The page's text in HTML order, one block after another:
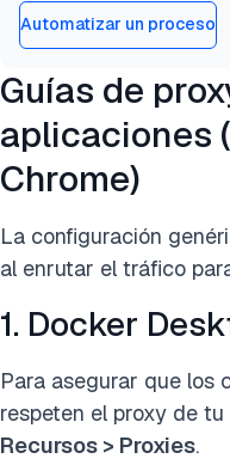
Automatizar un proceso
Guías de
aplicaciones
Chrome)
La configuración
al enrutar el tráfico
1. Docker
Para asegurar que los
respeten el proxy de tu
Recursos > Proxies.